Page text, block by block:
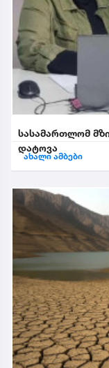
სასამართლომ
დატოვა
ახალი ამბები